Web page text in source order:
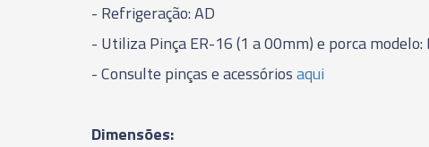
- Refrigeração: AD
- Utiliza Pinça ER-16 (1 a 00mm) e porca modelo:
- Consulte pinças e acessóriosaqui
Dimensões: